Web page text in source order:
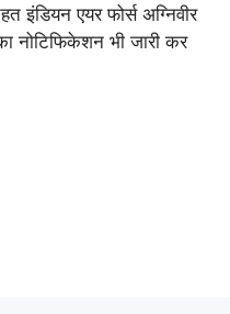
एयर फोर्स अग्निवीर
नोटिफिकेशन भी जारी कर